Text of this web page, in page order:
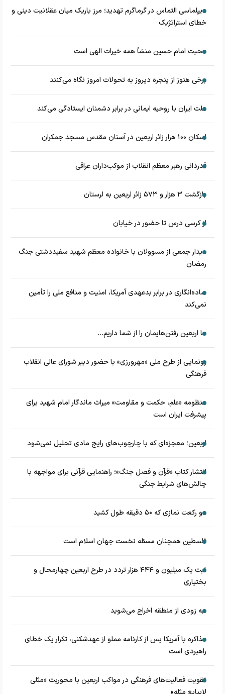
دیپلماسی التماس در گرماگرم تهدید؛ مرز باریک میان عقلانیت دینی و
خطای استراتژیک
محبت امام حسین منشأ همه خیرات الهی است
برخی هنوز از پنجره دیروز به تحولات امروز نگاه می‌کنند
ملت ایران با روحیه ایمانی در برابر دشمنان ایستادگی می‌کند
اسکان ۱۰۰ هزار زائر اربعین در آستان مقدس مسجد جمکران
قدردانی رهبر معظم انقلاب از موکب‌داران عراقی
بازگشت ۳ هزار و ۵۷۳ زائر اربعین به لرستان
از کرسی درس تا حضور در خیابان
دیدار جمعی از مسوولان با خانواده معظم شهید سفیددشتی جنگ
رمضان
ساده‌انگاری در برابر بدعهدی آمریکا، امنیت و منافع ملی را تأمین
نمی‌کند
ما اربعین رفتن‌هایمان را از شما داریم...
رونمایی از طرح ملی «مهرورزی» با حضور دبیر شورای عالی انقلاب
فرهنگی
منظومه «علم، حکمت و مقاومت» میراث ماندگار امام شهید برای
پیشرفت ایران است
اربعین؛ معجزه‌ای که با چارچوب‌های رایج مادی تحلیل نمی‌شود
انتشار کتاب «قرآن و فصل جنگ»؛ راهنمایی قرآنی برای مواجهه با
چالش‌های شرایط جنگی
دو رکعت نمازی که ۵۰ دقیقه طول کشید
فلسطین همچنان مسئله نخست جهان اسلام است
ثبت یک میلیون و ۴۴۴ هزار تردد در طرح اربعین چهارمحال و
بختیاری
به زودی از منطقه اخراج می‌شوید
مذاکره با آمریکا پس از کارنامه مملو از عهدشکنی، تکرار یک خطای
راهبردی است
تقویت فعالیت‌های فرهنگی در مواکب اربعین با محوریت «مثلی